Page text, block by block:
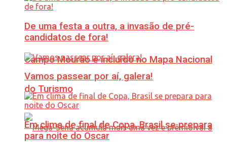
Campo Mourão é incluído no Mapa Nacional
do Turismo
De uma festa a outra, a invasão de pré-
candidatos de fora!
Vamos passear por aí, galera!
Em clima de final de Copa, Brasil se prepara
para noite do Oscar